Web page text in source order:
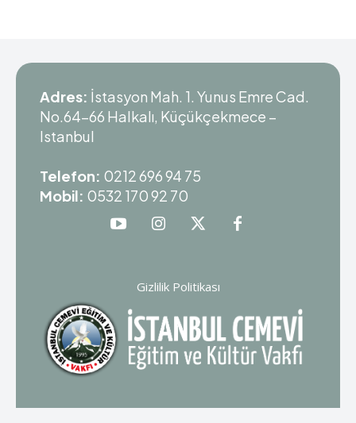
Adres: İstasyon Mah. 1. Yunus Emre Cad.
No.64-66 Halkalı, Küçükçekmece –
Istanbul
Telefon: 0212 696 94 75
Mobil: 0532 170 92 70
Gizlilik Politikası